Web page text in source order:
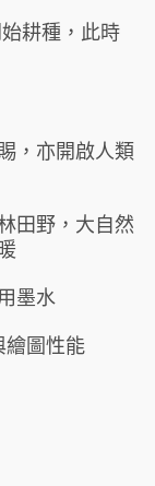
耕種，此時
，亦開啟人類
田野，大自然
墨水
繪圖性能